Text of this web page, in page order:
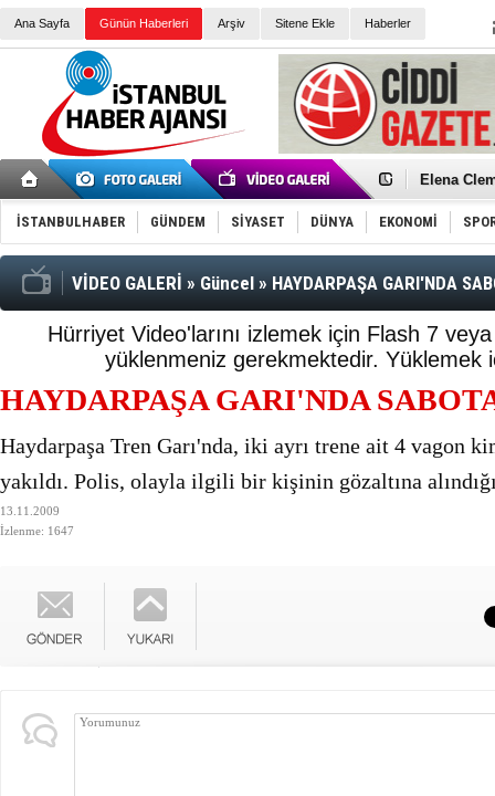
Ana Sayfa Günün Haberleri Arşiv Sitene Ekle Haberler
Elena
Düşük
Türk
Töreninde
İkinci El
Guguk
Sneaker
Yeri
Ceza
Kayyum
Kemal
'Kurultay
İtalyan
İSTANBULHABER GÜNDEM SİYASET DÜNYA EKONOMİ
VİDEO GALERİ » Güncel » HAYDARPAŞA GARI'NDA
Hürriyet Video'larını izlemek için Flash 7
yüklenmeniz gerekmektedir. Yüklemek
HAYDARPAŞA GARI'NDA
Haydarpaşa Tren Garı'nda, iki ayrı trene ait 4 vagon
yakıldı. Polis, olayla ilgili bir kişinin gözaltına
13.11.2009
İzlenme: 1647